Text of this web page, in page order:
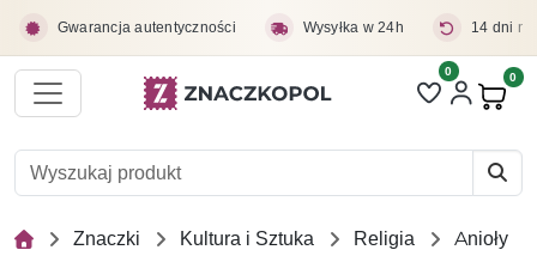
Gwarancja autentyczności Wysyłka w 24h 14 dni
Liczba pozycji
0 0
Znaczki Kultura i Sztuka Religia Anioły